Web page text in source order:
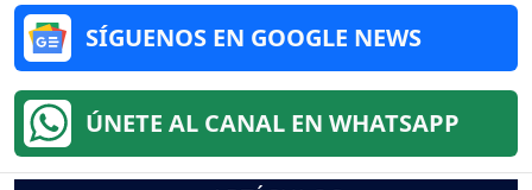
SÍGUENOS EN GOOGLE NEWS
ÚNETE AL CANAL EN WHATSAPP